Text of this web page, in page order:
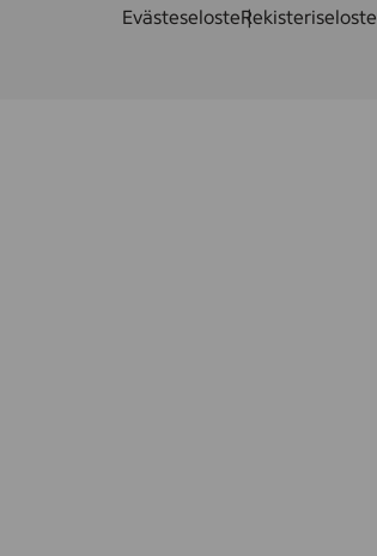
EvästeselosteRekisteriseloste